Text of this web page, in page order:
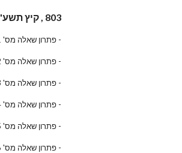
803 , קיץ תשע"ב - 2012 , מועד ב'
- פתרון שאלה מס' 1:
- פתרון שאלה מס' 2:
- פתרון שאלה מס' 3:
- פתרון שאלה מס' 4:
- פתרון שאלה מס' 5:
- פתרון שאלה מס' 6: